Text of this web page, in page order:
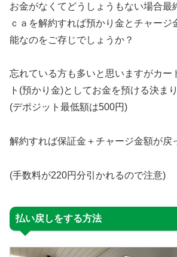
お金がなくてどうしょうもない場合最
ｃａを解約すれば預かり金とチャージ
能なのをご存じでしょうか？
忘れている方も多いと思いますがカー
ト(預かり金)としてお金を預ける決ま
(デポジット最低額は500円)
解約すれば保証金＋チャージ金額が戻
(手数料が220円分引かれるので注意)
払い戻しをする方法